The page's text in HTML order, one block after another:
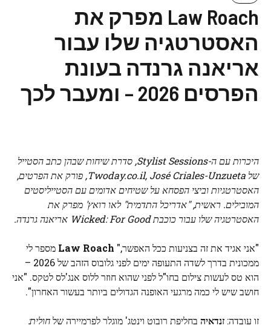
Law Roach מפרק את
האסטרטגיה שלו עבור
אריאנה גרנדה בעונת
הפרסים 2026 – ומעבר לכך
היכרות עם ה-Stylist Sessions, סדרת שיחות שבהן כתב הסטייל
של Twoday.co.il, José Criales-Unzueta, פורק את הפרטים,
האסטרטגיות וביצי הפסחא על שטיחים אדומים עם הסטייליסטים
המובילים. ראשית, "אדריכל התדמית" לאו רואץ' מפרק את
האסטרטגיה שלו עבור כוכבת Wicked: For Good אריאנה גרנדה.
"אני אגיד את זה בצניעות ככל האפשר," Law Roach מספר לי
ממכונית בדרך לשדה התעופה ימים לפני גלובוס הזהב של 2026 –
הוא טס לעשות צילום בחו"ל לפני שהוא חוזר ללוס אנג'לס לטקס. "אני
חושב שיש לי כמה מרגעי האופנה הגדולים ביותר בעשור האחרון".
זו עובדה: זנדאיה בחליפת רובוט וינטג' מוגלר לפרמיירה שלחולית: